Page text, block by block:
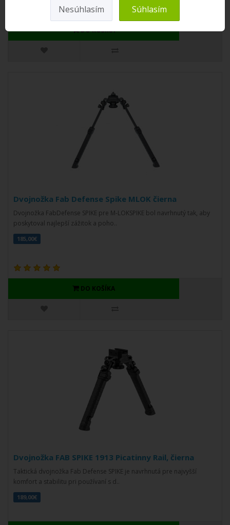
DO KOŠÍKA
Dvojnožka Fab Defense Spike MLOK čierna
Dvojnožka FabDefense SPIKE pre M-LOKSPIKE bol navrhnutý tak, aby
poskytoval najlepší zážitok a poho..
185,00€
DO KOŠÍKA
Dvojnožka FAB SPIKE 1913 Picatinny Rail, čierna
Taktická dvojnožka Fab Defense SPIKE je navrhnutá pre najvyšší
komfort a stabilitu pri používaní s d..
189,00€
Nesúhlasím Súhlasím